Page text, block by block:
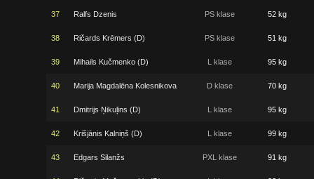
37 Ralfs Dzenis PS klase 52 kg
38 Ričards Krēmers (D) PS klase 51 kg
39 Mihails Kučmenko (D) L klase 95 kg
40 Marija Magdalēna Kolesnikova D klase 70 kg
41 Dmitrijs Ņikuļins (D) L klase 95 kg
42 Krišjānis Kalniņš (D) L klase 99 kg
43 Edgars Silanžs PXL klase 91 kg